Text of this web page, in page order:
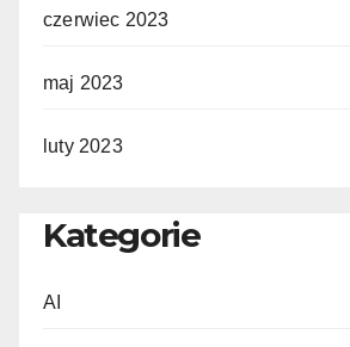
czerwiec 2023
maj 2023
luty 2023
Kategorie
AI